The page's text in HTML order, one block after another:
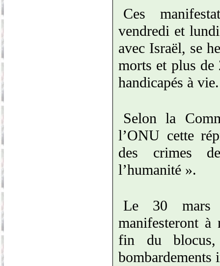
Ces
vendredi et
avec Israël, se
morts et plus de
handicapés à vie.
Selon la
l’ONU cette
des crimes
l’humanité ».
Le 30 mars
manifesteront à
fin du
bombardements